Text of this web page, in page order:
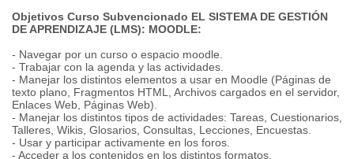
Objetivos Curso Subvencionado EL SISTEMA DE GESTIÓN
DE APRENDIZAJE (LMS): MOODLE:
- Navegar por un curso o espacio moodle.
- Trabajar con la agenda y las actividades.
- Manejar los distintos elementos a usar en Moodle (Páginas de
texto plano, Fragmentos HTML, Archivos cargados en el servidor,
Enlaces Web, Páginas Web).
- Manejar los distintos tipos de actividades: Tareas, Cuestionarios,
Talleres, Wikis, Glosarios, Consultas, Lecciones, Encuestas.
- Usar y participar activamente en los foros.
- Acceder a los contenidos en los distintos formatos.